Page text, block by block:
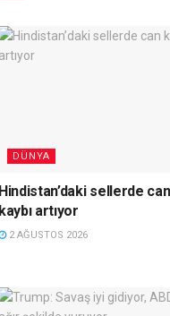
DÜNYA
Hindistan’daki sellerde can
kaybı artıyor
2 AĞUSTOS 2026